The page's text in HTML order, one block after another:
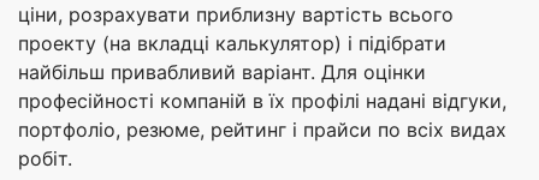
ціни, розрахувати приблизну вартість всього
проекту (на вкладці калькулятор) і підібрати
найбільш привабливий варіант. Для оцінки
професійності компаній в їх профілі надані відгуки,
портфоліо, резюме, рейтинг і прайси по всіх видах
робіт.